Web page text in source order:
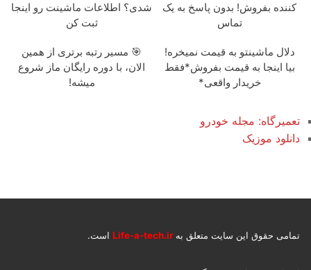
کننده بفروش! بدون پاسخ به یک
تماس
شدی؟ اطلاعات ماشینت رو اینجا
ثبت کن
دلال ماشینتو به قیمت نمیخره!
بیا اینجا به قیمت بفروش*فقط
خریدار واقعی*
🎯 مسیر رتبه برتری از همین
الان، با دوره رایگان ماز شروع
میشه!
تعمیرگاه: مجله خودرو
دانلود موزیک
تمامی حقوق این سایت متعلق بهLife-a-tech.ir است.